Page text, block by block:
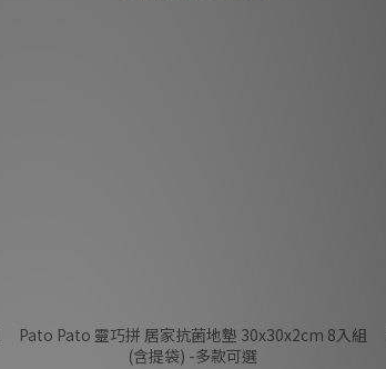
Pato Pato 靈巧拼 居家抗菌地墊 30x30x2cm 8入組
(含提袋) -多款可選